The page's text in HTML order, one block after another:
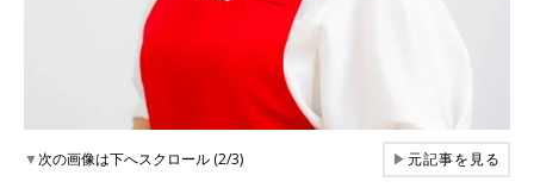
▼次の画像は下へスクロール (2/3) ▶元記事を見る